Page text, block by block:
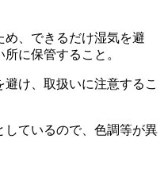
、できるだけ湿気を避
に保管すること。
け、取扱いに注意するこ
ているので、色調等が異